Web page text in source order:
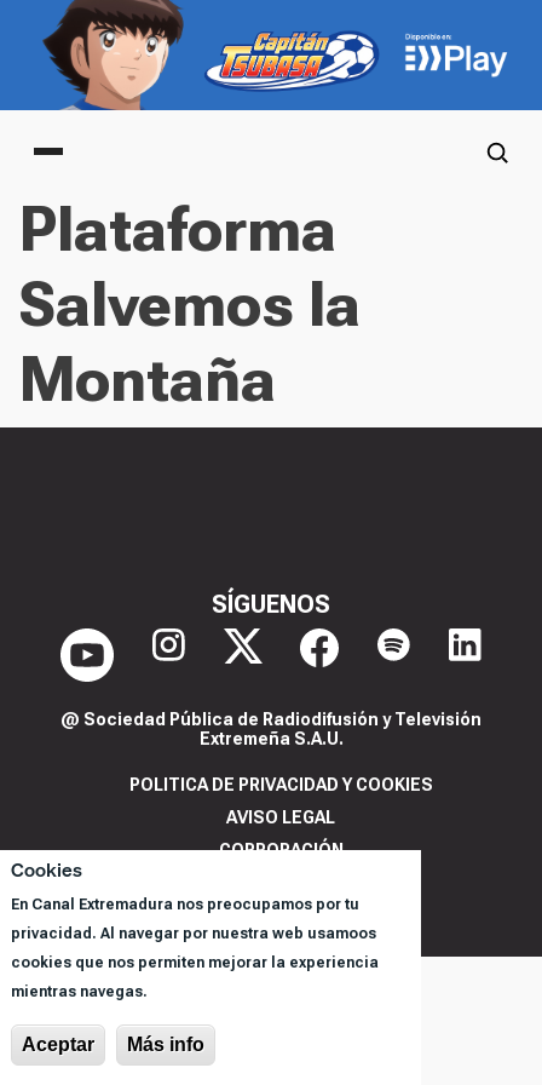
Cookies
En Canal Extremadura nos preocupamos por tu
privacidad. Al navegar por nuestra web usamoos
cookies que nos permiten mejorar la experiencia
mientras navegas.
Aceptar Más info
Main menu
Plataforma
Salvemos la
Montaña
SÍGUENOS
@ Sociedad Pública de Radiodifusión y Televisión
Extremeña S.A.U.
POLITICA DE PRIVACIDAD Y COOKIES
AVISO LEGAL
CORPORACIÓN